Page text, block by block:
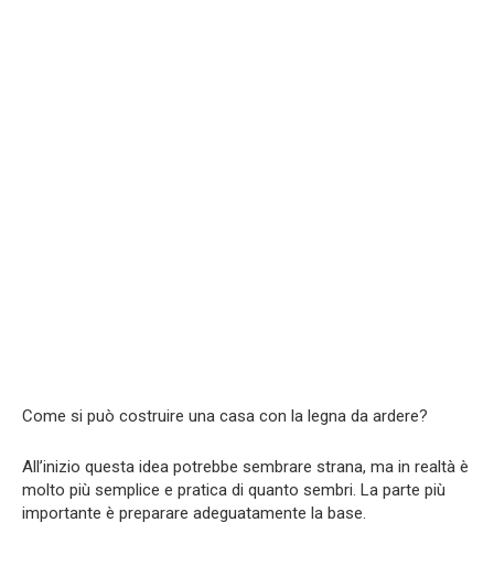
Come si può costruire una casa con la legna da ardere?
All’inizio questa idea potrebbe sembrare strana, ma in realtà è
molto più semplice e pratica di quanto sembri. La parte più
importante è preparare adeguatamente la base.